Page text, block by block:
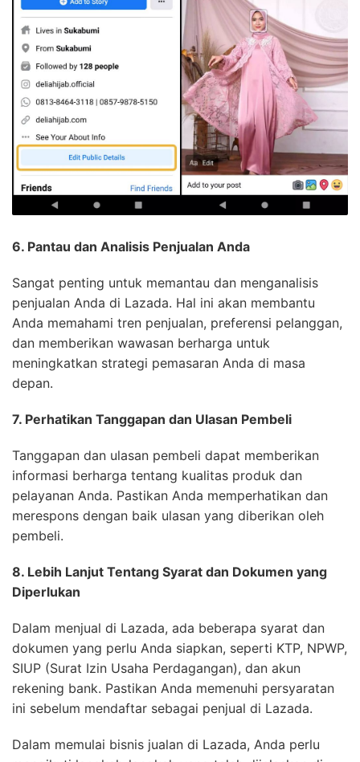
6. Pantau dan Analisis Penjualan Anda
Sangat penting untuk memantau dan menganalisis
penjualan Anda di Lazada. Hal ini akan membantu
Anda memahami tren penjualan, preferensi pelanggan,
dan memberikan wawasan berharga untuk
meningkatkan strategi pemasaran Anda di masa
depan.
7. Perhatikan Tanggapan dan Ulasan Pembeli
Tanggapan dan ulasan pembeli dapat memberikan
informasi berharga tentang kualitas produk dan
pelayanan Anda. Pastikan Anda memperhatikan dan
merespons dengan baik ulasan yang diberikan oleh
pembeli.
8. Lebih Lanjut Tentang Syarat dan Dokumen yang
Diperlukan
Dalam menjual di Lazada, ada beberapa syarat dan
dokumen yang perlu Anda siapkan, seperti KTP, NPWP,
SIUP (Surat Izin Usaha Perdagangan), dan akun
rekening bank. Pastikan Anda memenuhi persyaratan
ini sebelum mendaftar sebagai penjual di Lazada.
Dalam memulai bisnis jualan di Lazada, Anda perlu